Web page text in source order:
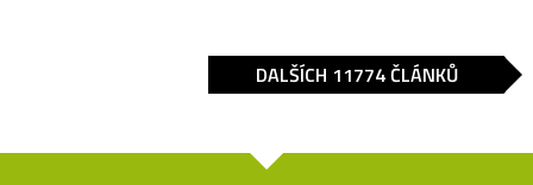
DALŠÍCH 11774 ČLÁNKŮ